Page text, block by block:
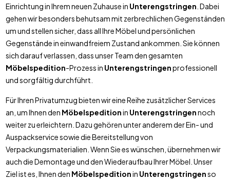
Einrichtung in Ihrem neuen Zuhause in Unterengstringen . Dabei
gehen wir besonders behutsam mit zerbrechlichen Gegenständen
um und stellen sicher, dass all Ihre Möbel und persönlichen
Gegenstände in einwandfreiem Zustand ankommen. Sie können
sich darauf verlassen, dass unser Team den gesamten
Möbelspedition-Prozess in Unterengstringenprofessionell
und sorgfältig durchführt.
Für Ihren Privatumzug bieten wir eine Reihe zusätzlicher Services
an, um Ihnen den Möbelspeditionin Unterengstringennoch
weiter zu erleichtern. Dazu gehören unter anderem der Ein- und
Auspackservice sowie die Bereitstellung von
Verpackungsmaterialien. Wenn Sie es wünschen, übernehmen wir
auch die Demontage und den Wiederaufbau Ihrer Möbel. Unser
Ziel ist es, Ihnen den Möbelspeditionin Unterengstringenso